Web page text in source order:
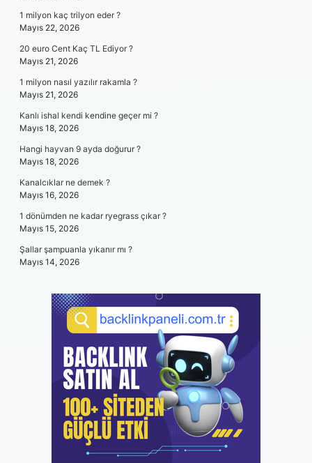
1 milyon kaç trilyon eder ?
Mayıs 22, 2026
20 euro Cent Kaç TL Ediyor ?
Mayıs 21, 2026
1 milyon nasıl yazılır rakamla ?
Mayıs 21, 2026
Kanlı ishal kendi kendine geçer mi ?
Mayıs 18, 2026
Hangi hayvan 9 ayda doğurur ?
Mayıs 18, 2026
Kanalcıklar ne demek ?
Mayıs 16, 2026
1 dönümden ne kadar ryegrass çıkar ?
Mayıs 15, 2026
Şallar şampuanla yıkanır mı ?
Mayıs 14, 2026